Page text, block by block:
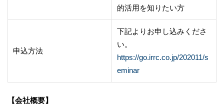
的活用を知りたい方
申込方法
下記よりお申し込みくださ
い。
https://go.irrc.co.jp/202011/s
eminar
【会社概要】